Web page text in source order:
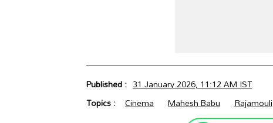
Published : 31 January 2026, 11:12 AM IST
Topics : Cinema Mahesh Babu Rajamouli